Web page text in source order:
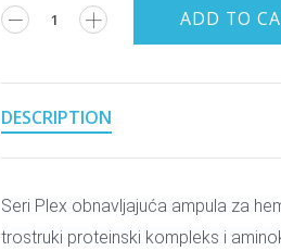
ADD TO
DESCRIPTION
Seri Plex obnavljajuća ampula za
trostruki proteinski kompleks i